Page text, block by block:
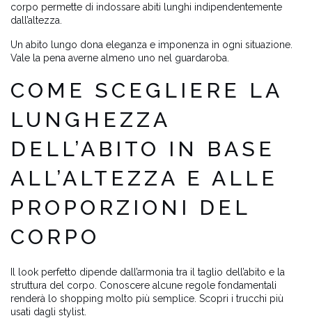
corpo permette di indossare abiti lunghi indipendentemente
dall’altezza.
Un abito lungo dona eleganza e imponenza in ogni situazione.
Vale la pena averne almeno uno nel guardaroba.
COME SCEGLIERE LA
LUNGHEZZA
DELL’ABITO IN BASE
ALL’ALTEZZA E ALLE
PROPORZIONI DEL
CORPO
Il look perfetto dipende dall’armonia tra il taglio dell’abito e la
struttura del corpo. Conoscere alcune regole fondamentali
renderà lo shopping molto più semplice. Scopri i trucchi più
usati dagli stylist.